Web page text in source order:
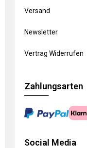
Versand
Newsletter
Vertrag Widerrufen
Zahlungsarten
Social Media